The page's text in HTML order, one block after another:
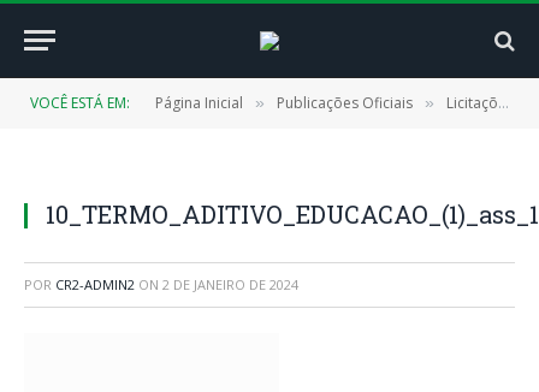
VOCÊ ESTÁ EM: Página Inicial » Publicações Oficiais » Licitações
POR CR2-ADMIN2 ON 2 DE JANEIRO DE 2024